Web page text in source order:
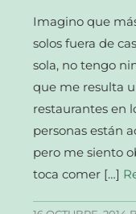
Imagino que
solos fuera de
sola, no tengo
que me resulta
restaurantes en
personas están
pero me siento
toca comer […]